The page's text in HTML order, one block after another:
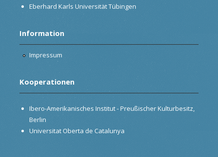
Eberhard Karls Universität Tübingen
Information
Impressum
Kooperationen
Ibero-Amerikanisches Institut - Preußischer Kulturbesitz,
Berlin
Universitat Oberta de Catalunya